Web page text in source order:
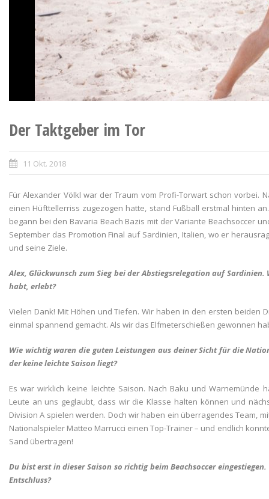
Der Taktgeber im Tor
11 Okt. 2018
Für Alexander Völkl war der Traum vom Profi-Torwart schon vorbei.
einen Hüfttellerriss zugezogen hatte, stand Fußball erstmal hinten
begann bei den Bavaria Beach Bazis mit der Variante Beachsoccer
September das Promotion Final auf Sardinien, Italien, wo er
und seine Ziele.
Alex, Glückwunsch zum Sieg bei der Abstiegsrelegation auf
habt, erlebt?
Vielen Dank! Mit Höhen und Tiefen. Wir haben in den ersten beiden
einmal spannend gemacht. Als wir das Elfmeterschießen gewonnen
Wie wichtig waren die guten Leistungen aus deiner Sicht für die
der keine leichte Saison liegt?
Es war wirklich keine leichte Saison. Nach Baku und Warnemünde
Leute an uns geglaubt, dass wir die Klasse halten können und
Division A spielen werden. Doch wir haben ein überragendes Team,
Nationalspieler Matteo Marrucci einen Top-Trainer – und endlich
Sand übertragen!
Du bist erst in dieser Saison so richtig beim Beachsoccer
Entschluss?